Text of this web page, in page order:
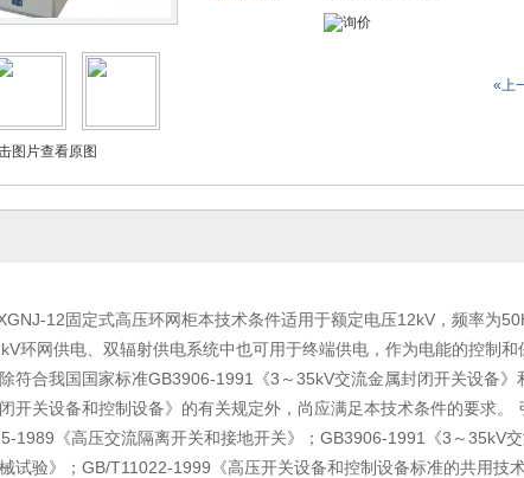
图片查看原图
«上
12固定式高压环网柜本技术条件适用于额定电压12kV，频率为
环网供电、双辐射供电系统中也可用于终端供电，作为电能的控制
符合我国国家标准GB3906-1991《3～35kV交流金属封闭开关设备
开关设备和控制设备》的有关规定外，尚应满足本技术条件的要求
1989《高压交流隔离开关和接地开关》；GB3906-1991《3～35kV
试验》；GB/T11022-1999《高压开关设备和控制设备标准的共用技